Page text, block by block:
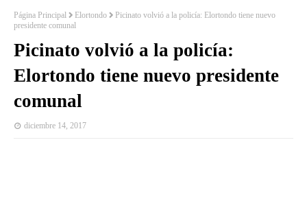
Página Principal Elortondo
Picinato volvió a la policía: Elortondo tiene nuevo
presidente comunal
Picinato volvió a la policía:
Elortondo tiene nuevo presidente
comunal
diciembre 14, 2017